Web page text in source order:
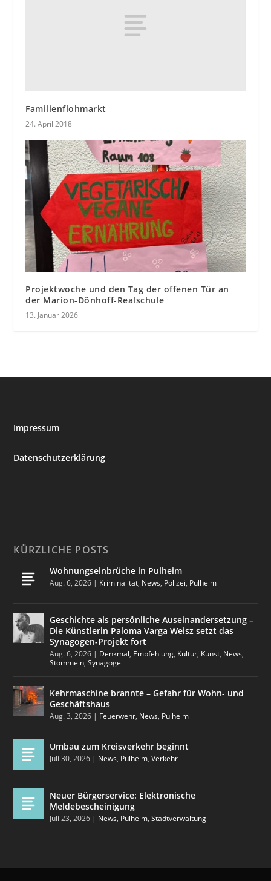
Familienflohmarkt
24. April 2018
Projektwoche und den Tag der offenen Tür an
der Marion-Dönhoff-Realschule
13. Januar 2026
Impressum
Datenschutzerklärung
KÜRZLICHE POSTS
Wohnungseinbrüche in Pulheim
Aug. 6, 2026 | Kriminalität, News, Polizei, Pulheim
Geschichte als persönliche Auseinandersetzung –
Die Künstlerin Paloma Varga Weisz setzt das
Synagogen-Projekt fort
Aug. 6, 2026 | Denkmal, Empfehlung, Kultur, Kunst, News,
Stommeln,Synagoge
Kehrmaschine brannte – Gefahr für Wohn- und
Geschäftshaus
Aug. 3, 2026 | Feuerwehr, News, Pulheim
Umbau zum Kreisverkehr beginnt
Juli 30, 2026 | News, Pulheim,Verkehr
Neuer Bürgerservice: Elektronische
Meldebescheinigung
Juli 23, 2026 | News, Pulheim,Stadtverwaltung